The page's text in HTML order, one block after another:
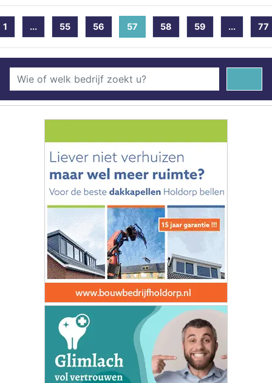
1 ... 55 56 57 (current)
58 59 ... 77